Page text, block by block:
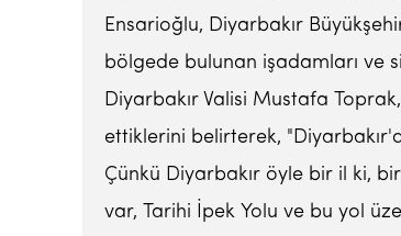
Ensarioğlu, Diyarbakır
bölgede bulunan işadamları ve
Diyarbakır Valisi Mustafa
ettiklerini belirterek,
Çünkü Diyarbakır öyle bir il ki,
var, Tarihi İpek Yolu ve bu yol